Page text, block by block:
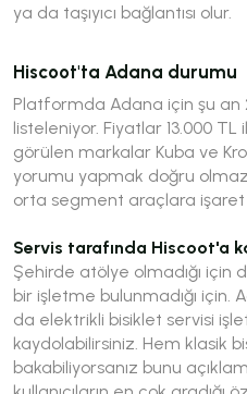
ya da taşıyıcı bağlantısı olur.
Hiscoot'ta Adana durumu
Platformda Adana için şu an
listeleniyor. Fiyatlar 13.000 TL
görülen markalar Kuba ve
yorumu yapmak doğru
orta segment araçlara işaret
Servis tarafında Hiscoot'a
Şehirde atölye olmadığı
bir işletme bulunmadığı için.
da elektrikli bisiklet servisi
kaydolabilirsiniz. Hem klasik
bakabiliyorsanız bunu